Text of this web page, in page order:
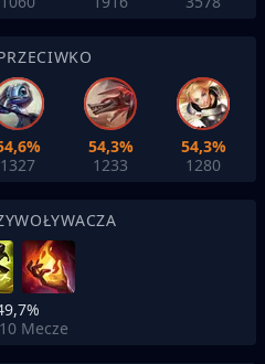
1327
54,3%
1233
54,3%
1280
Mecze